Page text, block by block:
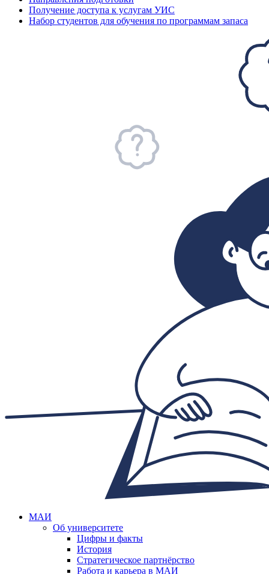
Получение доступа к услугам УИС
Набор студентов для обучения по программам запаса
МАИ
Об университете
Цифры и факты
История
Стратегическое партнёрство
Работа и карьера в МАИ